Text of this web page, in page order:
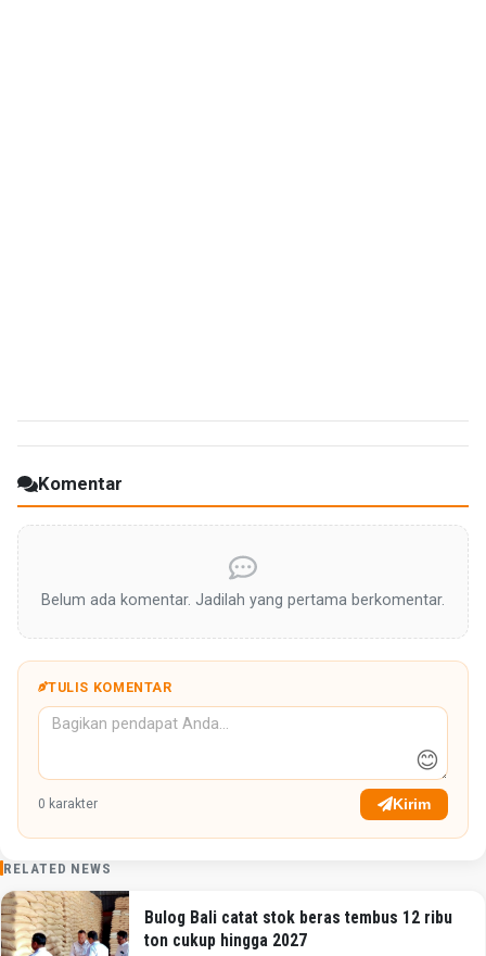
Komentar
Belum ada komentar. Jadilah yang pertama berkomentar.
TULIS KOMENTAR
😊
0 karakter Kirim
RELATED NEWS
Bulog Bali catat stok beras tembus 12 ribu
ton cukup hingga 2027